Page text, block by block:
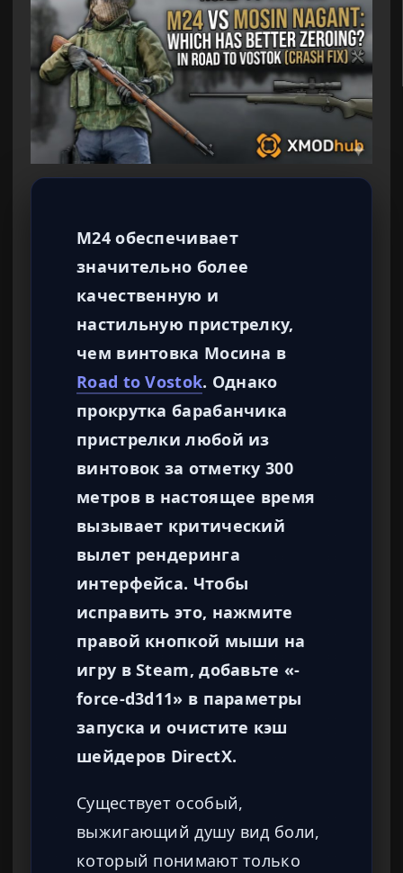
M24 обеспечивает
значительно более
качественную и
настильную пристрелку,
чем винтовка Мосина в
Road to Vostok. Однако
прокрутка барабанчика
пристрелки любой из
винтовок за отметку 300
метров в настоящее время
вызывает критический
вылет рендеринга
интерфейса. Чтобы
исправить это, нажмите
правой кнопкой мыши на
игру в Steam, добавьте «-
force-d3d11» в параметры
запуска и очистите кэш
шейдеров DirectX.
Существует особый,
выжигающий душу вид боли,
который понимают только